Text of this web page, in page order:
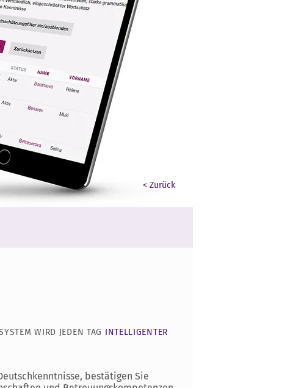
< Zurück
WIRD JEDEN TAG INTELLIGENTER
bestätigen Sie